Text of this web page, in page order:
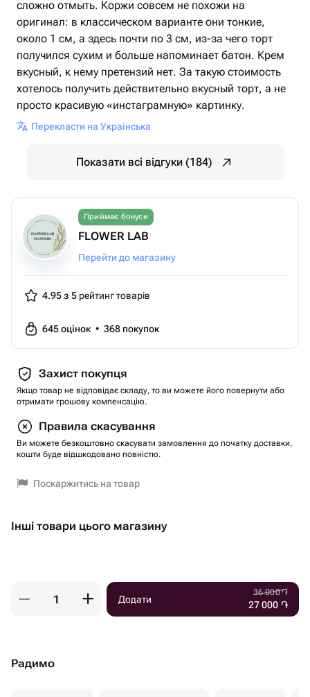
сложно отмыть. Коржи совсем не похожи на
оригинал: в классическом варианте они тонкие,
около 1 см, а здесь почти по 3 см, из-за чего торт
получился сухим и больше напоминает батон. Крем
вкусный, к нему претензий нет. За такую стоимость
хотелось получить действительно вкусный торт, а не
просто красивую «инстаграмную» картинку.
Перекласти на Українська
Показати всі відгуки (184)
Приймає бонуси
FLOWER LAB
Перейти до магазину
4.95 з 5 рейтинг товарів
645оцінок • 368 покупок
Захист покупця
Якщо товар не відповідає складу, то ви можете його повернути або
отримати грошову компенсацію.
Правила скасування
Ви можете безкоштовно скасувати замовлення до початку доставки,
кошти буде відшкодовано повністю.
Поскаржитись на товар
Інші товари цього магазину
Додати
36 000֏
27 000 ֏
Радимо